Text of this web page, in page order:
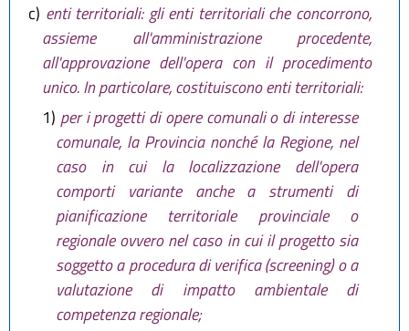
c) enti territoriali: gli enti territoriali che concorrono,
assieme all'amministrazione procedente,
all'approvazione dell'opera con il procedimento
unico. In particolare, costituiscono enti territoriali:
1) per i progetti di opere comunali o di interesse
comunale, la Provincia nonché la Regione, nel
caso in cui la localizzazione dell'opera
comporti variante anche a strumenti di
pianificazione territoriale provinciale o
regionale ovvero nel caso in cui il progetto sia
soggetto a procedura di verifica (screening) o a
valutazione di impatto ambientale di
competenza regionale;